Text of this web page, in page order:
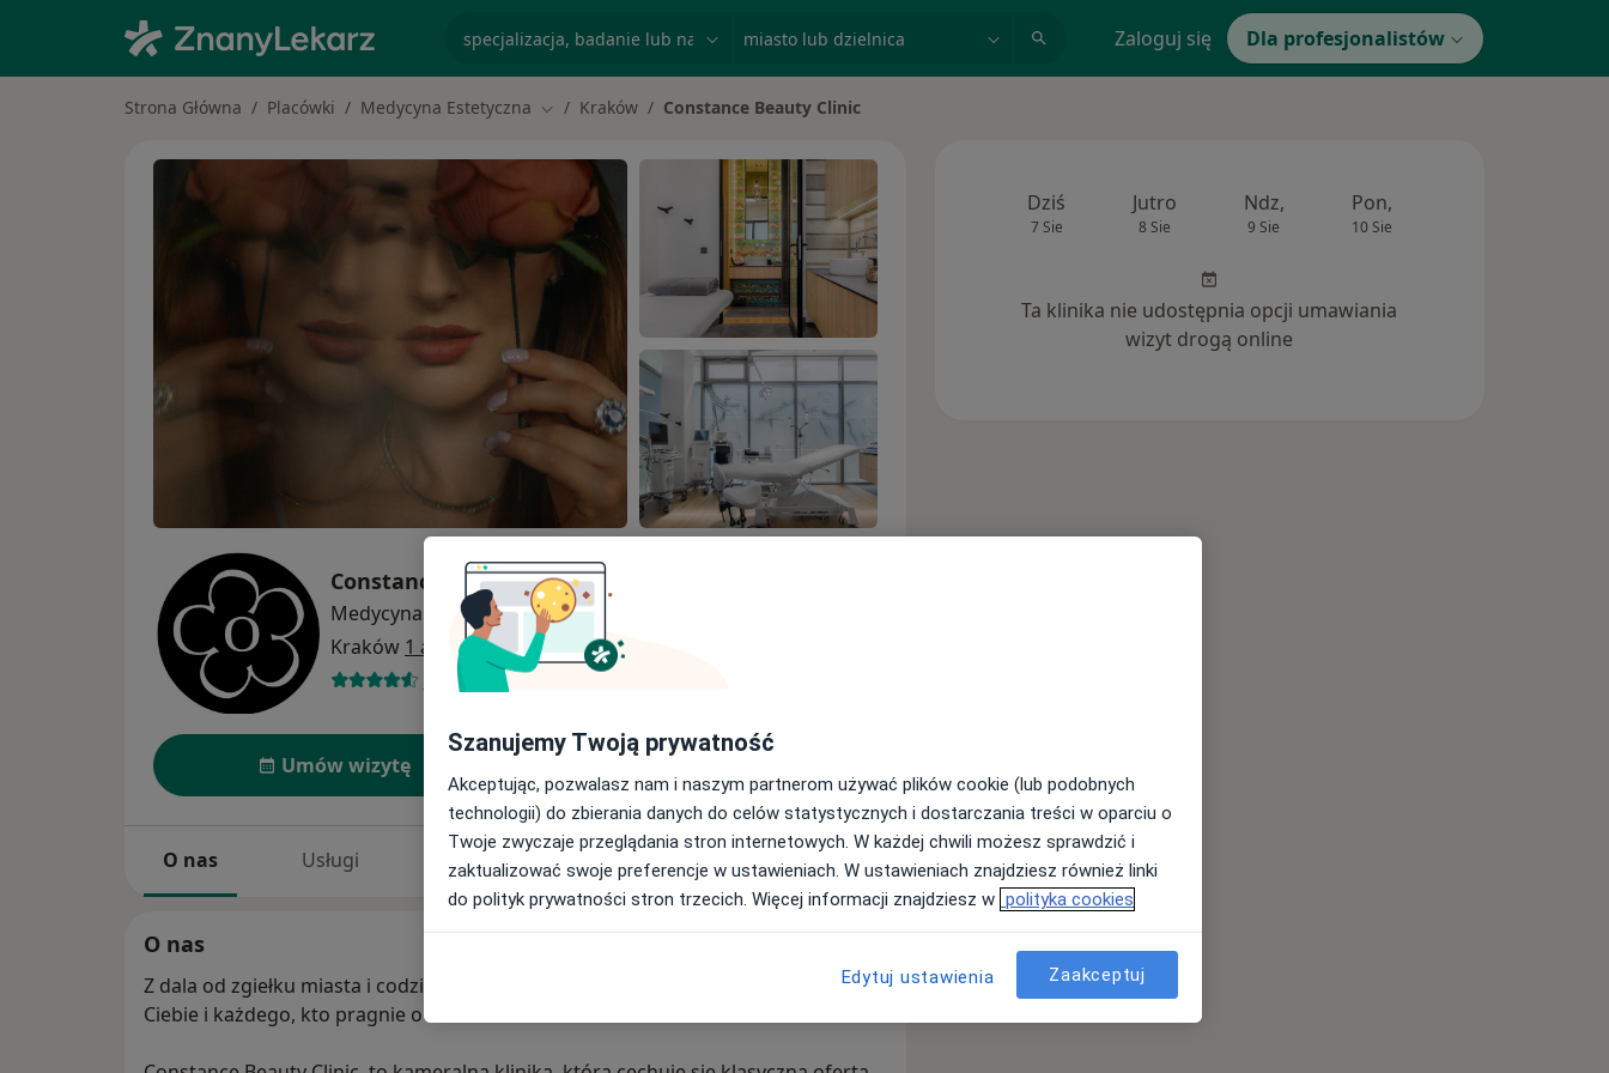
Zaloguj się Dla profesjonalistów
Strona Główna Placówki Medycyna Estetyczna Zmień miasto
Kraków Constance Beauty Clinic
Constance Beauty Clinic
Medycyna estetycznawięcej
Kraków 1 adres
43 opinie
Umów wizytę
O nas Usługi Specjaliści Adresy Opinie
O nas
Z dala od zgiełku miasta i codziennych obowiązków, stworzyliśmy przestrzeń dla
Ciebie i każdego, kto pragnie o siebie zadbać.
Dziś
7 Sie
Jutro
8 Sie
Ndz,
9 Sie
Pon,
10 Sie
Ta klinika nie udostępnia opcji umawiania
wizyt drogą online
Szanujemy Twoją prywatność
Akceptując, pozwalasz nam i naszym partnerom używać plików cookie (lub podobnych
technologii) do zbierania danych do celów statystycznych i dostarczania treści w oparciu o
Twoje zwyczaje przeglądania stron internetowych. W każdej chwili możesz sprawdzić i
zaktualizować swoje preferencje w ustawieniach. W ustawieniach znajdziesz również linki
do polityk prywatności stron trzecich. Więcej informacji znajdziesz w polityka cookies
Edytuj ustawienia Zaakceptuj